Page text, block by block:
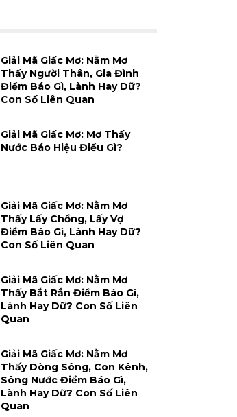
Giải Mã Giấc Mơ: Nằm Mơ
Thấy Người Thân, Gia Đình
Điềm Báo Gì, Lành Hay Dữ?
Con Số Liên Quan
Giải Mã Giấc Mơ: Mơ Thấy
Nước Báo Hiệu Điều Gì?
Giải Mã Giấc Mơ: Nằm Mơ
Thấy Lấy Chồng, Lấy Vợ
Điềm Báo Gì, Lành Hay Dữ?
Con Số Liên Quan
Giải Mã Giấc Mơ: Nằm Mơ
Thấy Bắt Rắn Điềm Báo Gì,
Lành Hay Dữ? Con Số Liên
Quan
Giải Mã Giấc Mơ: Nằm Mơ
Thấy Dòng Sông, Con Kênh,
Sông Nước Điềm Báo Gì,
Lành Hay Dữ? Con Số Liên
Quan